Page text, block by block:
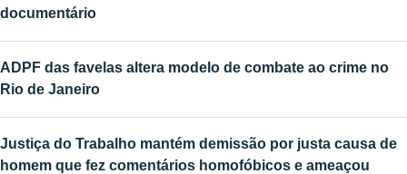
documentário
ADPF das favelas altera modelo de combate ao crime no
Rio de Janeiro
Justiça do Trabalho mantém demissão por justa causa de
homem que fez comentários homofóbicos e ameaçou